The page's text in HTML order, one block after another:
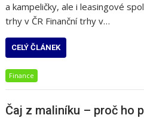
a kampeličky, ale i leasingové
trhy v ČR Finanční trhy v…
CELÝ ČLÁNEK
Finance
Čaj z maliníku – proč ho